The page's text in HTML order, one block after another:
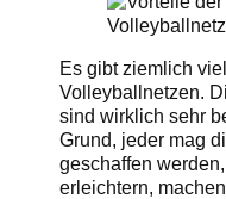
Es gibt ziemlich
Volleyballnetzen.
sind wirklich sehr
Grund, jeder mag
geschaffen
erleichtern,